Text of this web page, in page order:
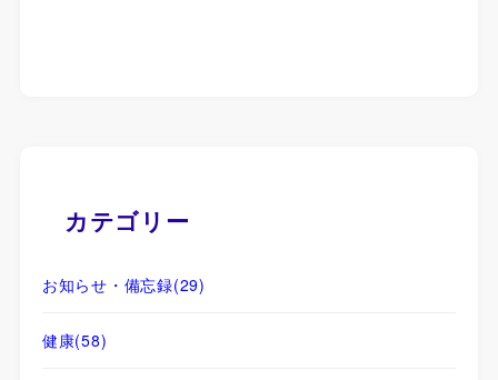
カテゴリー
お知らせ・備忘録(29)
健康(58)